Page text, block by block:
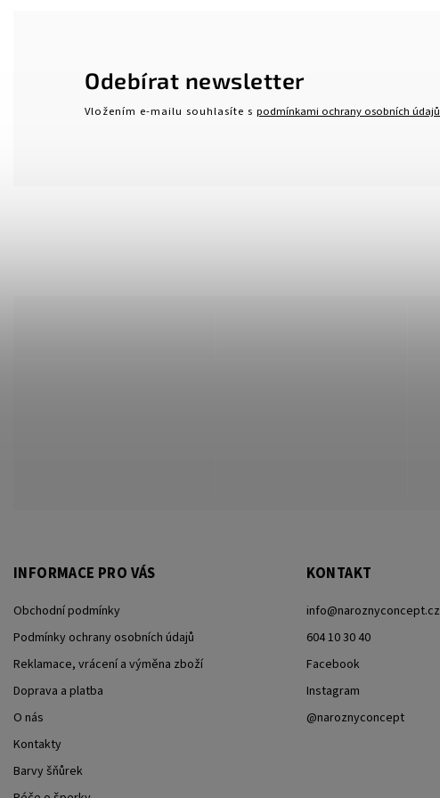
Odebírat newsletter
Vložením e-mailu souhlasíte s podmínkami ochrany osobních údajů
INFORMACE PRO VÁS
Obchodní podmínky
Podmínky ochrany osobních údajů
Reklamace, vrácení a výměna zboží
Doprava a platba
O nás
Kontakty
Barvy šňůrek
KONTAKT
info@naroznyconcept.cz
604 10 30 40
Facebook
Instagram
@naroznyconcept